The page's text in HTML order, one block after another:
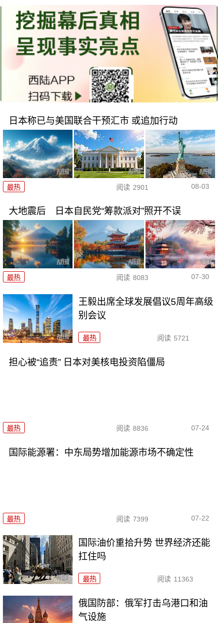
日本称已与美国联合干预汇市 或追加行动
最热 阅读 2901 08-03
大地震后 日本自民党“筹款派对”照开不误
最热 阅读 8083 07-30
王毅出席全球发展倡议5周年高级
别会议
最热 阅读 5721
担心被“追责” 日本对美核电投资陷僵局
最热 阅读 8836 07-24
国际能源署：中东局势增加能源市场不确定性
最热 阅读 7399 07-22
国际油价重拾升势 世界经济还能
扛住吗
最热 阅读 11363
俄国防部：俄军打击乌港口和油
气设施